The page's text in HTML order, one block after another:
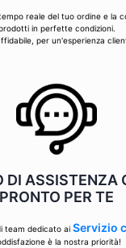
reale del tuo ordine e la
in perfette condizioni.
per un'esperienza
DI ASSISTENZA
PRONTO PER TE
team dedicato ai Servizio
è la nostra priorità!